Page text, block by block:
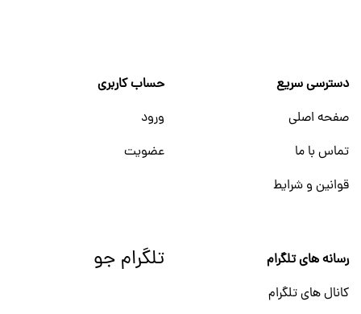
دسترسی سریع
صفحه اصلی
تماس با ما
قوانین و شرایط
حساب کاربری
ورود
عضویت
رسانه های تلگرام
کانال های تلگرام
تلگرام جو